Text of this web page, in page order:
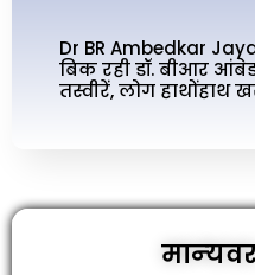
Dr BR Ambedkar
बिक रही डॉ. बीआर
तस्वीरें, लोग हाथोंहाथ